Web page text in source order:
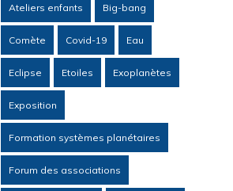
Ateliers enfants Big-bang
Comète Covid-19 Eau
Eclipse Etoiles Exoplanètes
Exposition
Formation systèmes planétaires
Forum des associations